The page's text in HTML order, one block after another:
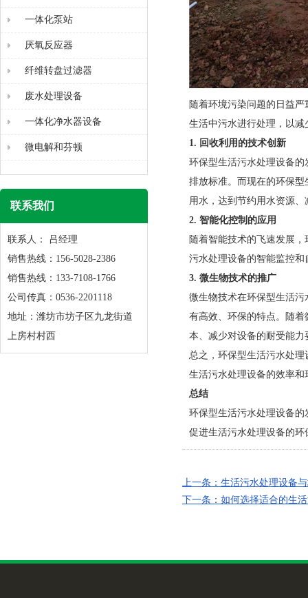
一体化泵站
厌氧反应器
纤维转盘过滤器
废水处理设备
一体化净水器设备
微电解和芬顿
联系我们
联系人： 吕经理
销售热线：156-5028-2386
销售热线：133-7108-1766
公司传真：0536-2201118
地址：潍坊市坊子区九龙街道
上房村村西
随着环境污染问题的日益
生活中污水进行处理，以
1. 回收利用的技术创新
环保型生活污水处理设备
排放标准。而现在的环保
用水，达到节约用水资源
2. 智能化控制的应用
随着智能技术的飞速发展
污水处理设备的智能监控
3. 微生物技术的推广
微生物技术在环保型生活
有高效、环保的特点。随
本、减少对设备的耐受能
总之，环保型生活污水处
生活污水处理设备的效率
总结
环保型生活污水处理设备
促进生活污水处理设备的
上一条：生活污水处理设备
下一条：如何选择适合的生